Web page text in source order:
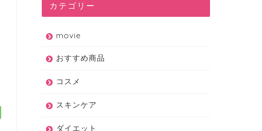
カテゴリー
movie
おすすめ商品
コスメ
スキンケア
ダイエット